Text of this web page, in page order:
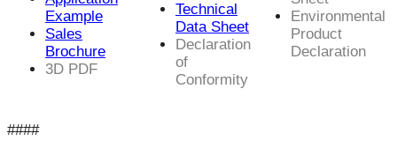
Example
Sales
Brochure
3D PDF
Technical
Data Sheet
Declaration
of
Conformity
Environmental
Product
Declaration
####